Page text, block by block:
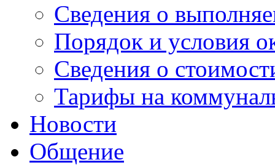
Сведения о
Порядок и условия
Сведения о
Тарифы на
Новости
Общение